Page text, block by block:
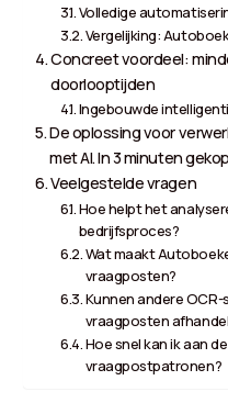
Volledige
Vergelijking:
Concreet voordeel:
doorlooptijden
Ingebouwde
De oplossing voor
met AI. In 3 minuten
Veelgestelde vragen
Hoe helpt het
bedrijfsproces?
Wat maakt
vraagposten?
Kunnen andere
vraagposten
Hoe snel kan ik aan
vraagpostpatronen?